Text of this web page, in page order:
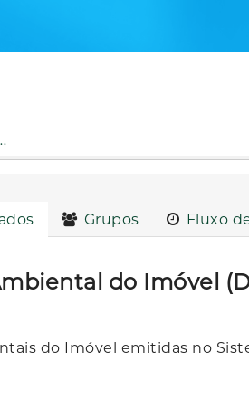
Grupos Fluxo
do Imóvel
do Imóvel emitidas no